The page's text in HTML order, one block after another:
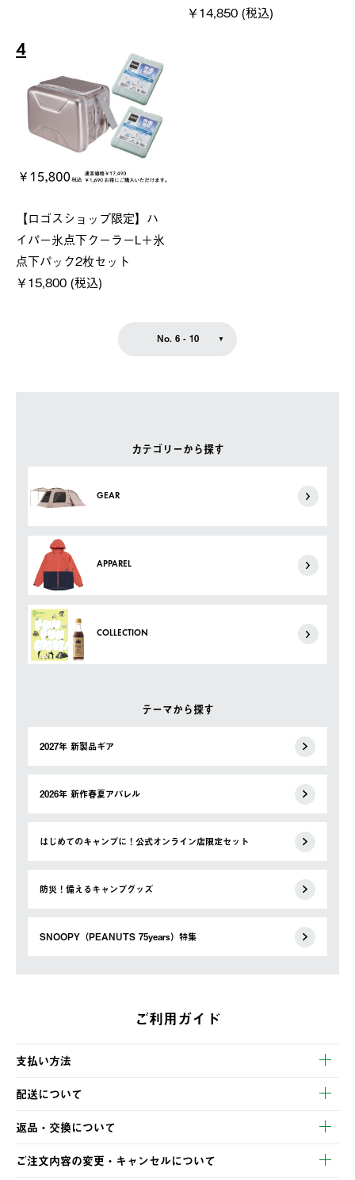
カテゴリーから探す
GEAR
APPAREL
COLLECTION
テーマから探す
2027年 新製品ギア
2026年 新作春夏アパレル
はじめてのキャンプに！公式オンライン店限定セット
防災！備えるキャンプグッズ
SNOOPY（PEANUTS 75years）特集
￥14,850 (税込)
4
【ロゴスショップ限定】ハ
イパー氷点下クーラーL＋氷
点下パック2枚セット
￥15,800 (税込)
No. 6 - 10
ご利用ガイド
支払い方法
以下のいずれかの方法でお支払いいただけます。
・クレジットカード決済
・コンビニ決済
・Pay-easy決済
配送について
【発送スケジュール】
ご注文・ご入金完了より2営業日以内に商品を発送いたします。
土日祝の発送はございませんので、木曜日以降のご注文は週明け
の発送となる場合がございます。
返品・交換について
※お客様都合の場合
ご注文内容の変更・キャンセルについて